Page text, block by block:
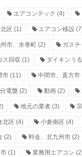
エアコンテック (4)
区 (1) エアコン移設
市、水巻町 (2) ガスチ
ス回収 (1) ダイキンう
市(11) 中間市、直方市
分電盤 (2) 動画(2)
地元の業者(3)
北区 (4) 小倉南区 (4)
(2) 料金、北九州市(2)
(1) 業務用エアコン